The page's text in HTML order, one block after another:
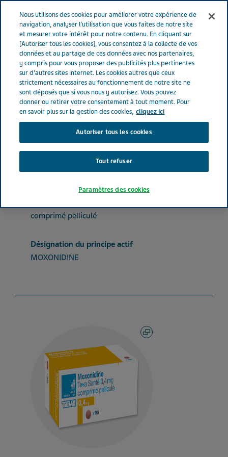
Menu
France Nos Produits
MOXONIDINE TEVA SANTE® 0.4 mg (bte
de 90)
MOXONIDINE TEVA
SANTE® 0.4 mg (bte de 90)
MOXONIDINE
comprimé pelliculé
Désignation du principe actif
MOXONIDINE
Nous utilisons des cookies pour améliorer votre expérience de
navigation, analyser l’utilisation que vous faites de notre site
et mesurer votre intérêt pour notre contenu. En cliquant sur
[Autoriser tous les cookies], vous consentez à la collecte de vos
données et au partage de ces données avec nos partenaires,
y compris pour vous proposer des publicités plus pertinentes
sur d'autres sites internet. Les cookies autres que ceux
strictement nécessaires au fonctionnement de notre site ne
sont déposés que si vous nous y autorisez. Vous pouvez
donner ou retirer votre consentement à tout moment. Pour
en savoir plus sur la gestion des cookies, cliquez ici
Autoriser tous les cookies
Tout refuser
Paramètres des cookies